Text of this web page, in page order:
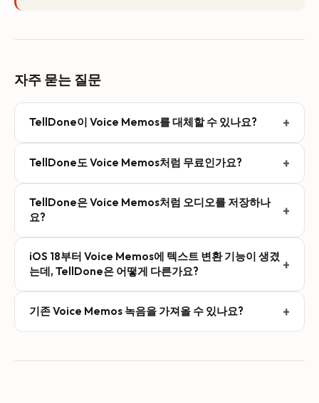
자주 묻는 질문
TellDone이 Voice Memos를 대체할 수 있나요? +
단순한 오디오에 잘 맞습니다. 그 음성 메모가 알아서 정리된
할 일, 일정, 메모로 바뀌길 바랄 때 TellDone을 찾으시면 됩
니다.
TellDone도 Voice Memos처럼 무료인가요? +
Reminders, Siri 단축어를 지원하는 무료 플랜이 있습니다.
유료 플랜은 월 $4.99(연간 결제 시 월 $4.17)부터 시작하며,
Smart Context, 일일 리포트, 클라우드 연동을 제공합니다.
TellDone은 Voice Memos처럼 오디오를 저장하나
요?
+
디오도 저장합니다. 언제든지 다시 재생할 수 있습니다.
iOS 18부터 Voice Memos에 텍스트 변환 기능이 생겼
는데, TellDone은 어떻게 다른가요?
+
능한 텍스트로 바꿔주어 녹음을 찾는 데 유용합니다.
TellDone은 한 걸음 더 나아갑니다. 말한 내용의 의미를 분석
기존 Voice Memos 녹음을 가져올 수 있나요? +